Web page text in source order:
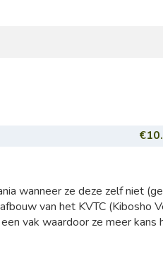
wanneer ze deze zelf niet
van het KVTC (Kibosho
vak waardoor ze meer kans